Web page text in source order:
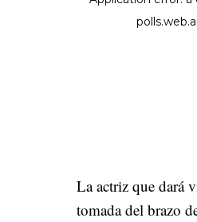
La actriz que dará
tomada del brazo